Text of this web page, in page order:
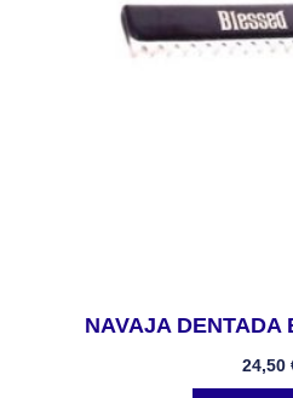
NAVAJA DENTADA
24,50